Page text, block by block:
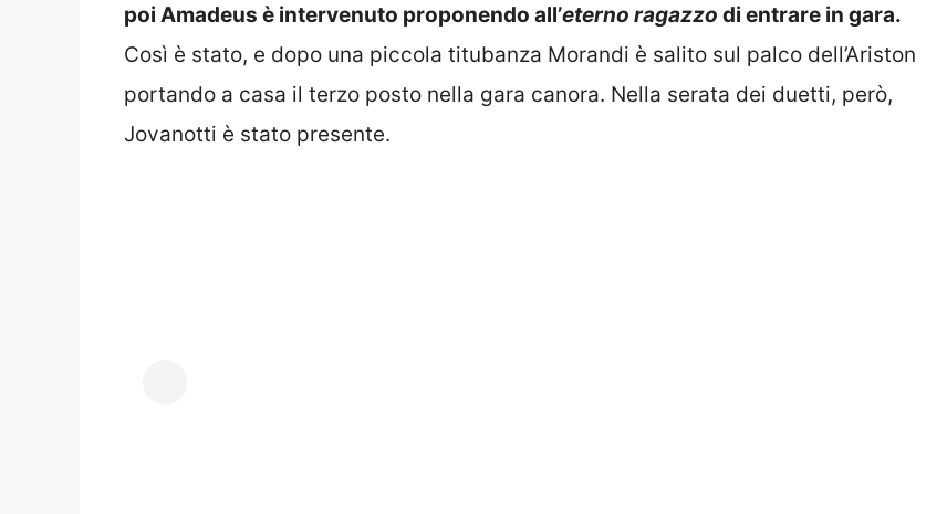
poi Amadeus è intervenuto proponendo all’eterno ragazzo di entrare in gara.
Così è stato, e dopo una piccola titubanza Morandi è salito sul palco dell’Ariston
portando a casa il terzo posto nella gara canora. Nella serata dei duetti, però,
Jovanotti è stato presente.